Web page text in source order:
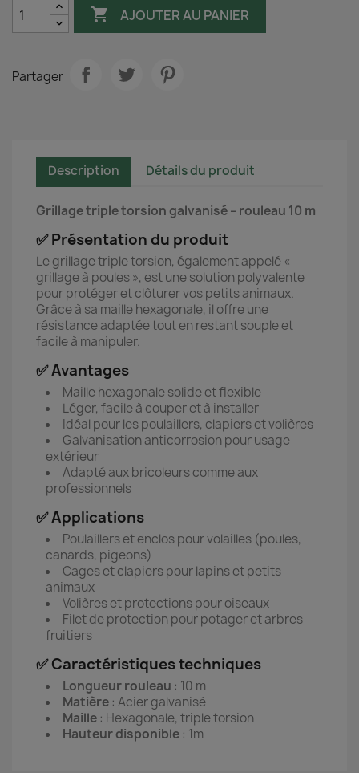
 AJOUTER AU PANIER
Partager
Description Détails du produit
Grillage triple torsion galvanisé – rouleau 10 m
✅ Présentation du produit
Le grillage triple torsion, également appelé «
grillage à poules », est une solution polyvalente
pour protéger et clôturer vos petits animaux.
Grâce à sa maille hexagonale, il offre une
résistance adaptée tout en restant souple et
facile à manipuler.
✅ Avantages
Maille hexagonale solide et flexible
Léger, facile à couper et à installer
Idéal pour les poulaillers, clapiers et volières
Galvanisation anticorrosion pour usage
extérieur
Adapté aux bricoleurs comme aux
professionnels
✅ Applications
Poulaillers et enclos pour volailles (poules,
canards, pigeons)
Cages et clapiers pour lapins et petits
animaux
Volières et protections pour oiseaux
Filet de protection pour potager et arbres
fruitiers
✅ Caractéristiques techniques
Longueur rouleau : 10 m
Matière : Acier galvanisé
Maille : Hexagonale, triple torsion
Hauteur disponible : 1m